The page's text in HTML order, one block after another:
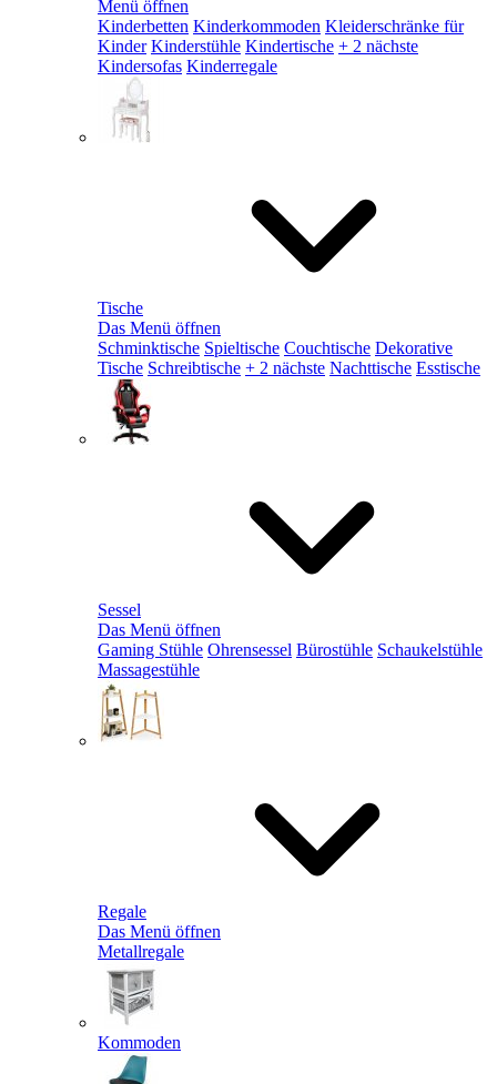
Menü öffnen
Kinderbetten Kinderkommoden Kleiderschränke für
Kinder Kinderstühle Kindertische + 2 nächste
Kindersofas Kinderregale
Tische
Das Menü öffnen
Schminktische Spieltische Couchtische Dekorative
Tische Schreibtische + 2 nächste Nachttische Esstische
Sessel
Das Menü öffnen
Gaming Stühle Ohrensessel Bürostühle Schaukelstühle
Massagestühle
Regale
Das Menü öffnen
Metallregale
Kommoden